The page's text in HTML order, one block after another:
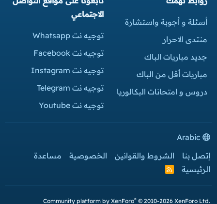
أسئلة و أجوبة واستشارة
منتدى الاحرار
جديد مباريات الباك
مباريات أقل من الباك
دروس و امتحانات البكالوريا
الاجتماعي
توجيه نت Whatsapp
توجيه نت Facebook
توجيه نت Instagram
توجيه نت Telegram
توجيه نت Youtube
إتصل بنا
الشروط والقوانين الخصوصية
مساعدة
الرئيسية
R
S
Community platform by XenForo® © 2010-2026 XenForo Ltd.